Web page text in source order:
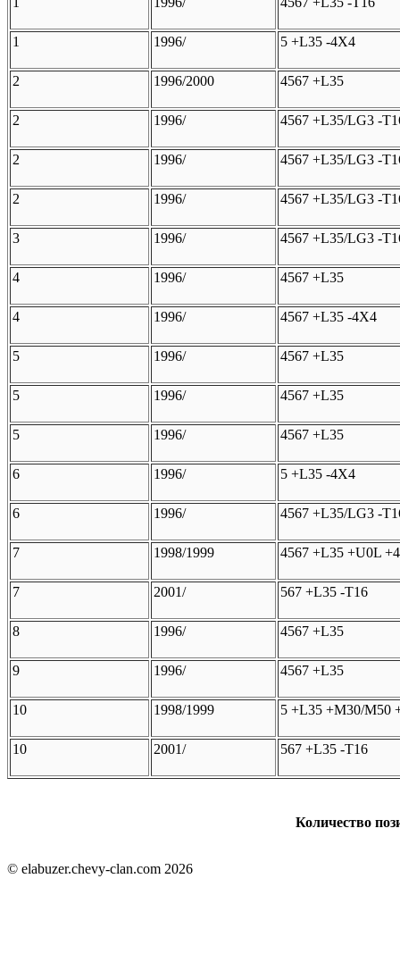
1 1996/ 5 +L35 -4X4
2 1996/2000 4567 +L35
2 1996/ 4567 +L35/LG3 -
2 1996/ 4567 +L35/LG3 -
2 1996/ 4567 +L35/LG3 -
3 1996/ 4567 +L35/LG3 -
4 1996/ 4567 +L35
4 1996/ 4567 +L35 -4X4
5 1996/ 4567 +L35
5 1996/ 4567 +L35
5 1996/ 4567 +L35
6 1996/ 5 +L35 -4X4
6 1996/ 4567 +L35/LG3 -
7 1998/1999 4567 +L35 +U0L
7 2001/ 567 +L35 -T16
8 1996/ 4567 +L35
9 1996/ 4567 +L35
10 1998/1999 5 +L35 +M30/M50
10 2001/ 567 +L35 -T16
Количество
© elabuzer.chevy-clan.com 2026